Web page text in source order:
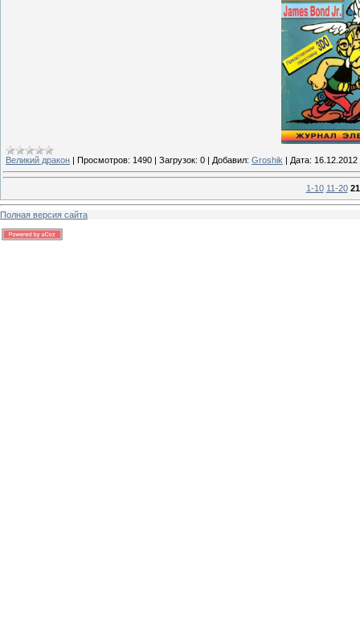
Великий дракон | Просмотров: 1490 | Загрузок: 0 | Добавил: Groshik | Дата: 16.12.2012
1-10 11-20
Полная версия сайта